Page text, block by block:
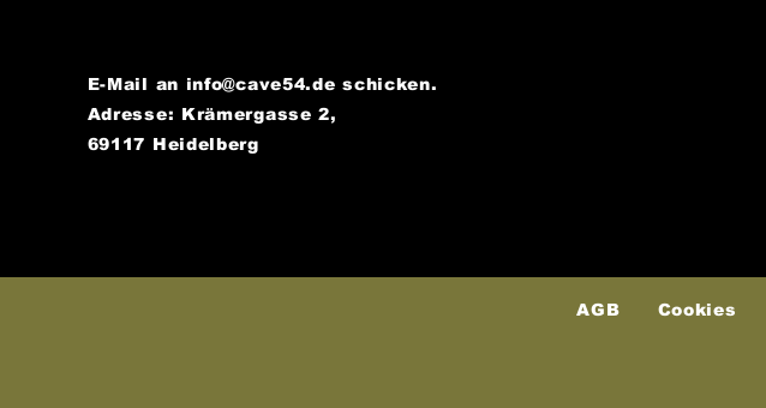
E-Mail an info@cave54.de schicken.
Adresse: Krämergasse 2,
69117 Heidelberg
AGB Cookies